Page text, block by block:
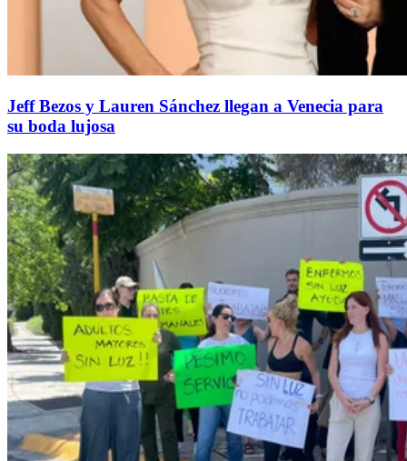
Jeff Bezos y Lauren Sánchez llegan a Venecia para
su boda lujosa